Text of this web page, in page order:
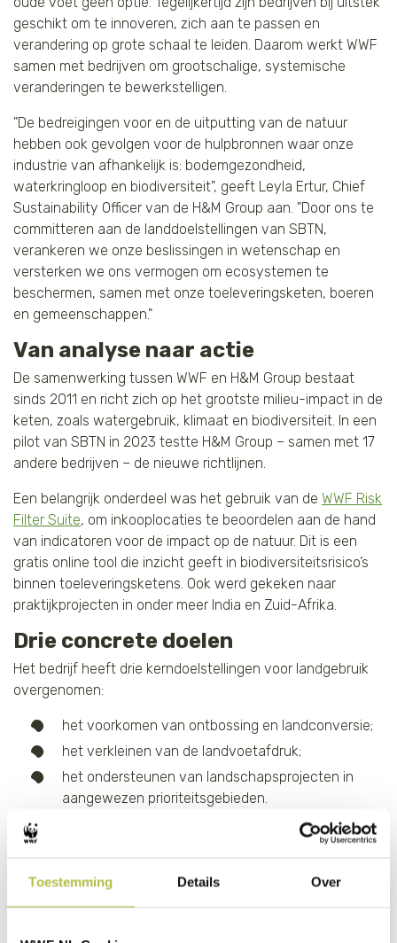
Toestemming Details Over
geschikt om te innoveren, zich aan te passen en
verandering op grote schaal te leiden. Daarom werkt WWF
samen met bedrijven om grootschalige, systemische
veranderingen te bewerkstelligen.
"De bedreigingen voor en de uitputting van de natuur
hebben ook gevolgen voor de hulpbronnen waar onze
industrie van afhankelijk is: bodemgezondheid,
waterkringloop en biodiversiteit", geeft Leyla Ertur, Chief
Sustainability Officer van de H&M Group aan. "Door ons te
committeren aan de landdoelstellingen van SBTN,
verankeren we onze beslissingen in wetenschap en
versterken we ons vermogen om ecosystemen te
beschermen, samen met onze toeleveringsketen, boeren
en gemeenschappen."
Van analyse naar actie
De samenwerking tussen WWF en H&M Group bestaat
sinds 2011 en richt zich op het grootste milieu-impact in de
keten, zoals watergebruik, klimaat en biodiversiteit. In een
pilot van SBTN in 2023 testte H&M Group – samen met 17
andere bedrijven – de nieuwe richtlijnen.
Een belangrijk onderdeel was het gebruik van de WWF Risk
Filter Suite, om inkooplocaties te beoordelen aan de hand
van indicatoren voor de impact op de natuur. Dit is een
gratis online tool die inzicht geeft in biodiversiteitsrisico’s
binnen toeleveringsketens. Ook werd gekeken naar
praktijkprojecten in onder meer India en Zuid-Afrika.
Drie concrete doelen
Het bedrijf heeft drie kerndoelstellingen voor landgebruik
overgenomen:
het voorkomen van ontbossing en landconversie;
het verkleinen van de landvoetafdruk;
het ondersteunen van landschapsprojecten in
aangewezen prioriteitsgebieden.
Volgens WWF laat dit zien dat grote bedrijven
natuurherstel, mits doelen concreet en meetbaar zijn.